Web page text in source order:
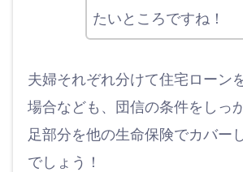
たいところですね！
夫婦それぞれ分けて住宅ローン
場合なども、団信の条件をしっ
足部分を他の生命保険でカバー
でしょう！